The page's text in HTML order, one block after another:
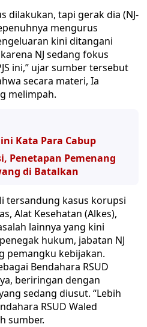
dilakukan, tapi gerak dia (NJ-
mengurus
kini ditangani
NJ sedang fokus
ini,” ujar sumber tersebut
secara materi, Ia
melimpah.
Kata Para Cabup
Penetapan Pemenang
di Batalkan
tersandung kasus korupsi
Alat Kesehatan (Alkes),
lainnya yang kini
hukum, jabatan NJ
pemangku kebijakan.
Bendahara RSUD
beriringan dengan
sedang diusut. “Lebih
RSUD Waled
sumber.